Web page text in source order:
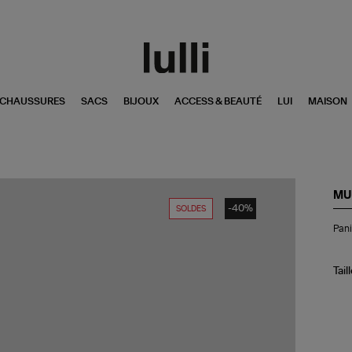
SACS BIJOUX ACCESS & BEAUTÉ LUI MAISON
SOLDES -40%